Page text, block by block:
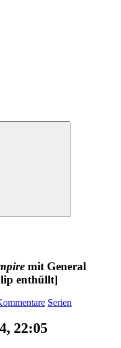
mit General
enthüllt]
Serien
22:05